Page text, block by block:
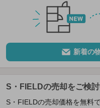
新着の
S・FIELDの売却をご検
S・FIELDの売却価格を無料